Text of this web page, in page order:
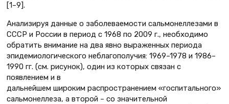
[1–9].
Анализируя данные о заболеваемости сальмонеллезами в
СССР и России в период с 1968 по 2009 г., необходимо
обратить внимание на два явно выраженных периода
эпидемиологического неблагополучия: 1969–1978 и 1986–
1990 гг. (см. рисунок), один из которых связан с
появлением и в
дальнейшем широким распространением «госпитального»
сальмонеллеза, а второй – со значительной